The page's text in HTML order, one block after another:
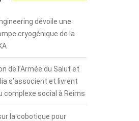
dévoile une
cryogénique de la
de l’Armée du Salut et
s’associent et livrent
complexe social à Reims
la cobotique pour